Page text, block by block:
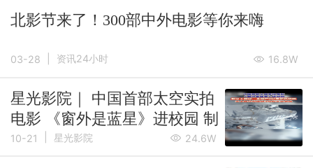
北影节来了！300部中外电影等你来嗨
03-28 资讯24小时 16.8W
星光影院｜ 中国首部太空实拍
电影 《窗外是蓝星》进校园 制
片人揭秘：全国产8K电影机拍
10-21 星光影院 24.6W